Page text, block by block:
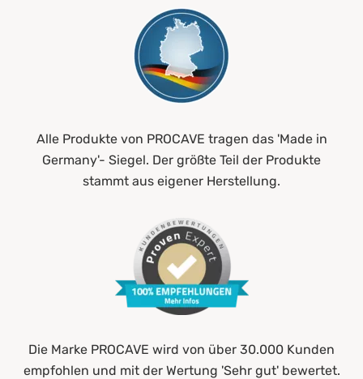
Alle Produkte von PROCAVE tragen das 'Made in
Germany'- Siegel. Der größte Teil der Produkte
stammt aus eigener Herstellung.
Die Marke PROCAVE wird von über 30.000 Kunden
empfohlen und mit der Wertung 'Sehr gut' bewertet.